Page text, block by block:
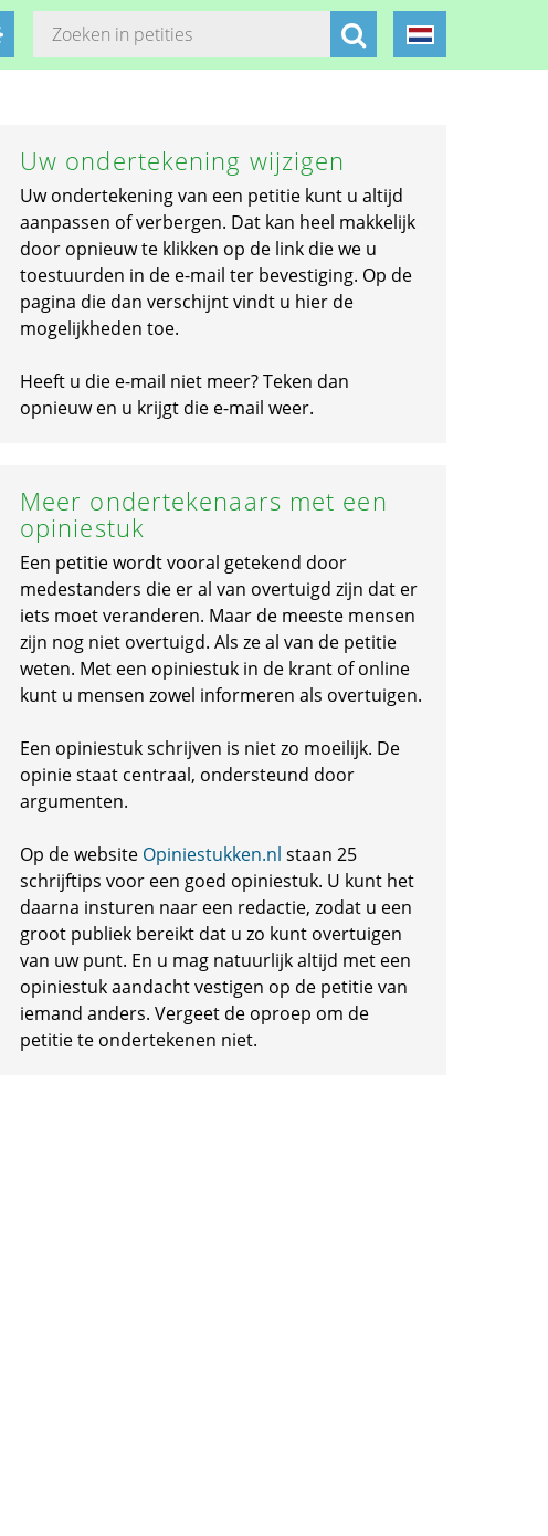
Uw ondertekening wijzigen
Uw ondertekening van een petitie kunt u altijd
aanpassen of verbergen. Dat kan heel makkelijk
door opnieuw te klikken op de link die we u
toestuurden in de e-mail ter bevestiging. Op de
pagina die dan verschijnt vindt u hier de
mogelijkheden toe.
Heeft u die e-mail niet meer? Teken dan
opnieuw en u krijgt die e-mail weer.
Meer ondertekenaars met een
opiniestuk
Een petitie wordt vooral getekend door
medestanders die er al van overtuigd zijn dat er
iets moet veranderen. Maar de meeste mensen
zijn nog niet overtuigd. Als ze al van de petitie
weten. Met een opiniestuk in de krant of online
kunt u mensen zowel informeren als overtuigen.
Een opiniestuk schrijven is niet zo moeilijk. De
opinie staat centraal, ondersteund door
argumenten.
Op de website Opiniestukken.nl staan 25
schrijftips voor een goed opiniestuk. U kunt het
daarna insturen naar een redactie, zodat u een
groot publiek bereikt dat u zo kunt overtuigen
van uw punt. En u mag natuurlijk altijd met een
opiniestuk aandacht vestigen op de petitie van
iemand anders. Vergeet de oproep om de
petitie te ondertekenen niet.